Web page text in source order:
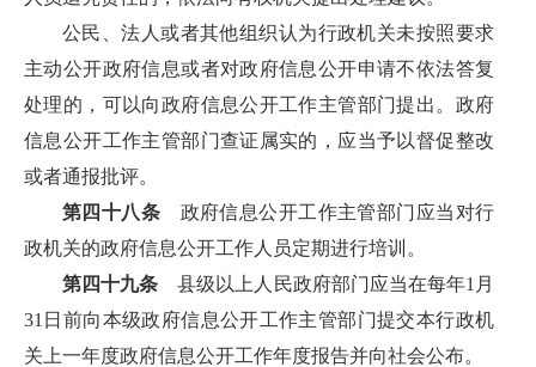
公民、法人或者其他组织认为行政机关未按照要求
主动公开政府信息或者对政府信息公开申请不依法答复
处理的，可以向政府信息公开工作主管部门提出。政府
信息公开工作主管部门查证属实的，应当予以督促整改
或者通报批评。
第四十八条 政府信息公开工作主管部门应当对行
政机关的政府信息公开工作人员定期进行培训。
第四十九条 县级以上人民政府部门应当在每年1月
31日前向本级政府信息公开工作主管部门提交本行政机
关上一年度政府信息公开工作年度报告并向社会公布。